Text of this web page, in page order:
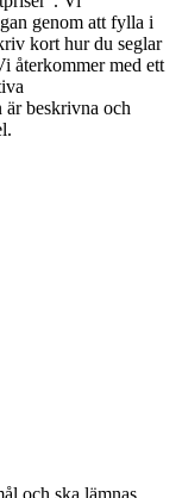
genom att fylla i
kort hur du seglar
återkommer med ett
är beskrivna och
och ska lämnas